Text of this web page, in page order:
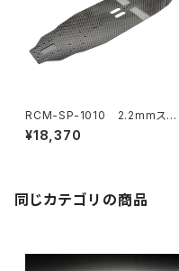
RCM-SP-1010 2.2mmスタ
ンダードカーボンシャーシ
¥18,370
同じカテゴリの商品